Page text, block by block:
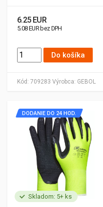
Kód: 709283 Výrobca: GEBOL
6.25 EUR
5.08 EUR bez DPH
Do košíka
Skladom: 5+ ks
DODANIE DO 24 HOD.